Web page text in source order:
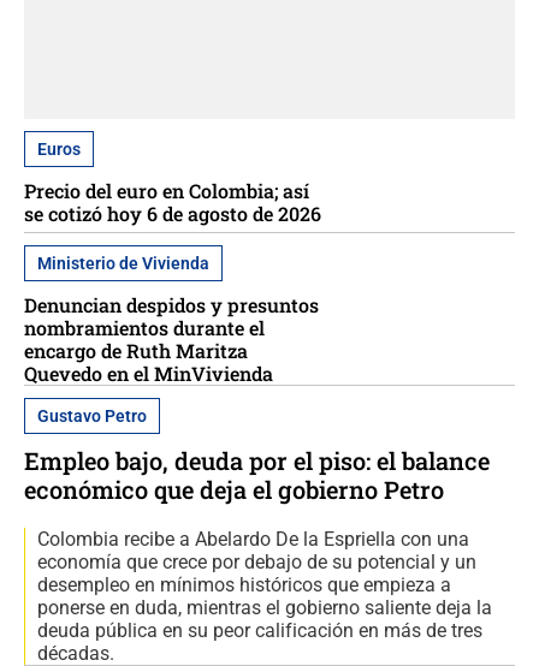
Euros
Precio del euro en Colombia; así
se cotizó hoy 6 de agosto de 2026
Ministerio de Vivienda
Denuncian despidos y presuntos
nombramientos durante el
encargo de Ruth Maritza
Quevedo en el MinVivienda
Gustavo Petro
Empleo bajo, deuda por el piso: el balance
económico que deja el gobierno Petro
Colombia recibe a Abelardo De la Espriella con una
economía que crece por debajo de su potencial y un
desempleo en mínimos históricos que empieza a
ponerse en duda, mientras el gobierno saliente deja la
deuda pública en su peor calificación en más de tres
décadas.